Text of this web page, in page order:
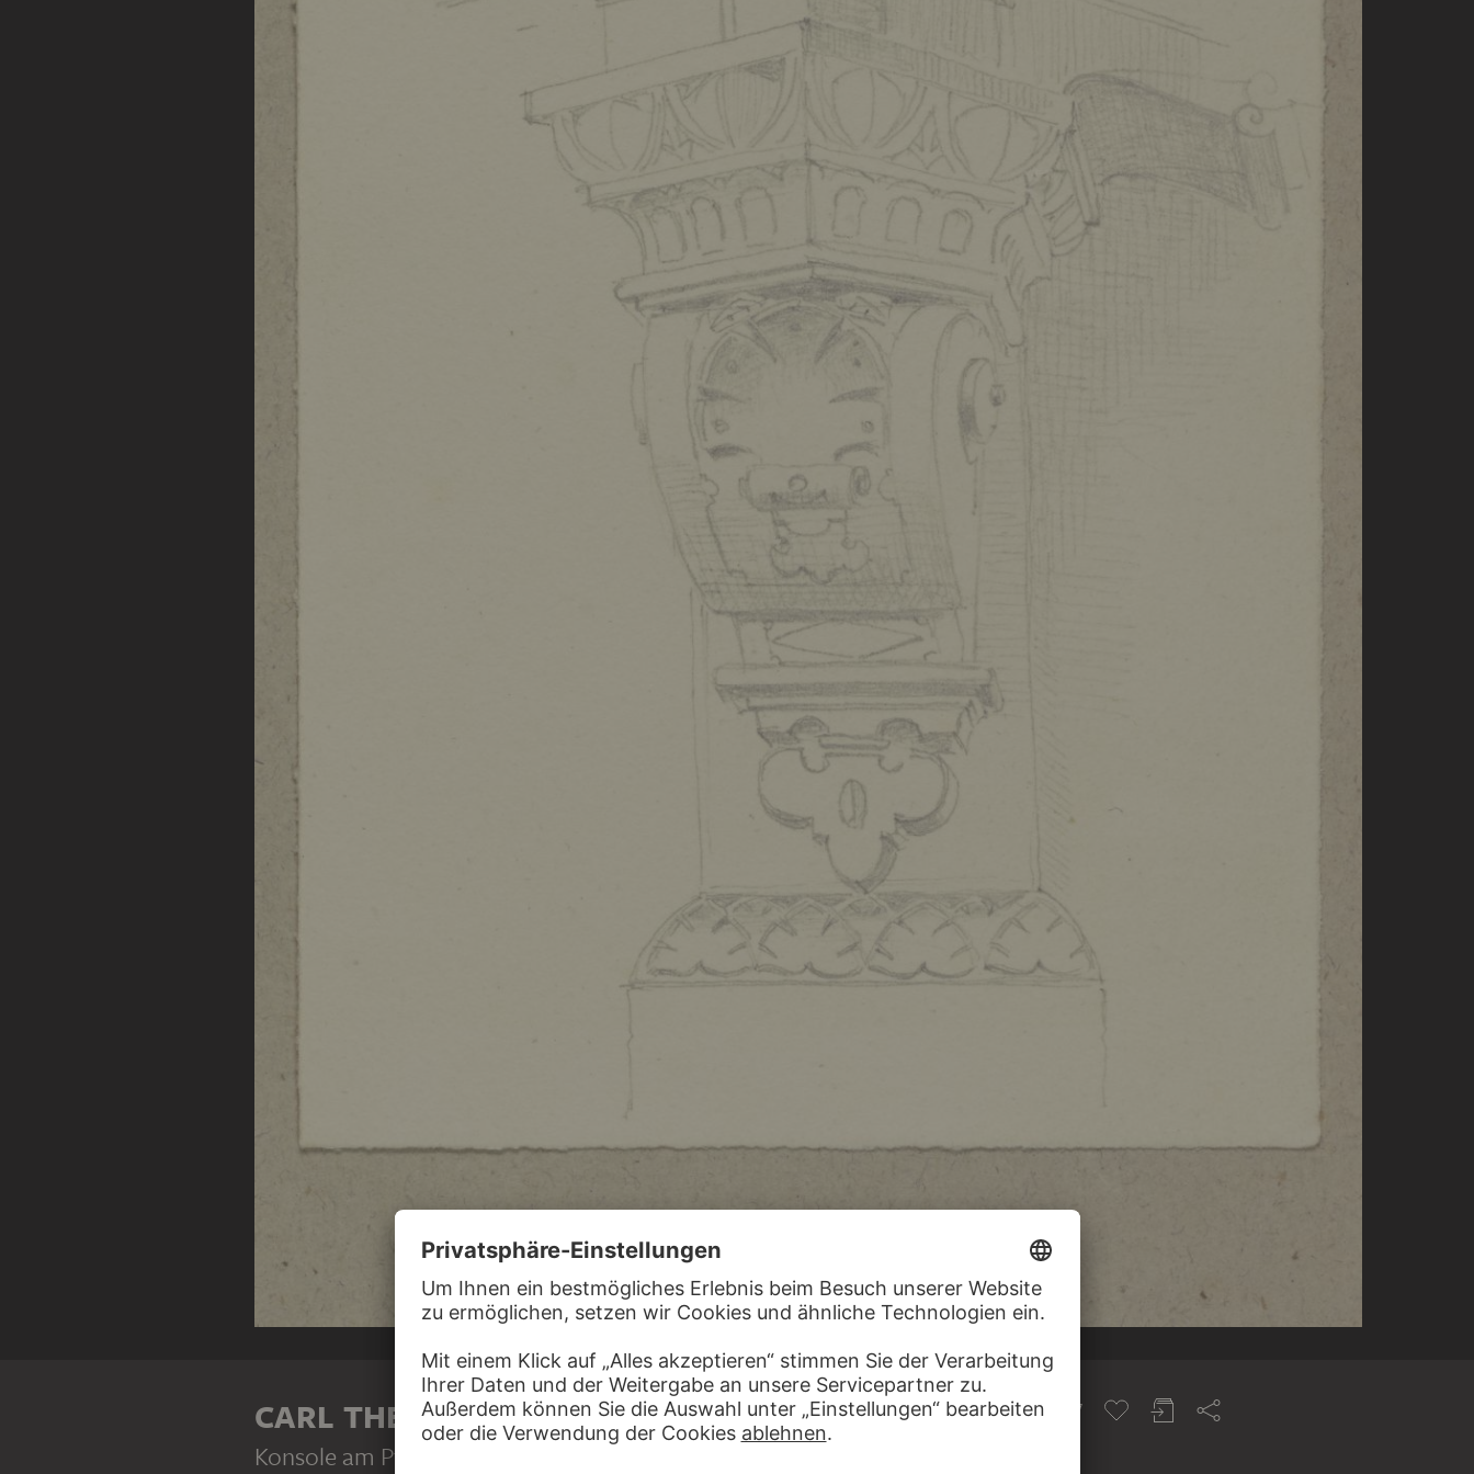
CARL THEODOR REIFFENSTEIN
Konsole am Pfarrhaus in Esslingen , 12. August 1868